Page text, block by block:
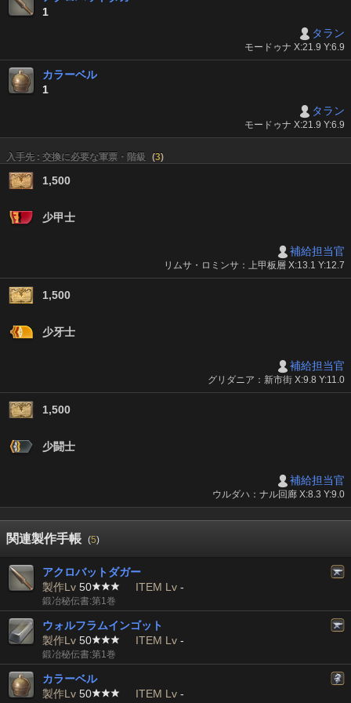
1
タラン
モードゥナ X:21.9 Y:6.9
カラーベル
1
タラン
モードゥナ X:21.9 Y:6.9
入手先 : 交換に必要な軍票・階級 (3)
1,500
少甲士
補給担当官
リムサ・ロミンサ：上甲板層 X:13.1 Y:12.7
1,500
少牙士
補給担当官
グリダニア：新市街 X:9.8 Y:11.0
1,500
少闘士
補給担当官
ウルダハ：ナル回廊 X:8.3 Y:9.0
関連製作手帳 (5)
アクロバットダガー
製作Lv 50 ITEM Lv -
鍛冶秘伝書:第1巻
ウォルフラムインゴット
製作Lv 50 ITEM Lv -
鍛冶秘伝書:第1巻
カラーベル
製作Lv 50 ITEM Lv -